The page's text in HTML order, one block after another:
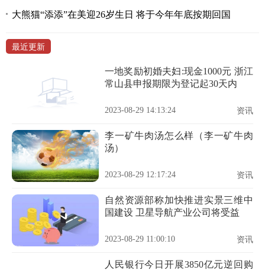
大熊猫“添添”在美迎26岁生日 将于今年年底按期回国
最近更新
一地奖励初婚夫妇:现金1000元 浙江
常山县申报期限为登记起30天内
2023-08-29 14:13:24 资讯
李一矿牛肉汤怎么样（李一矿牛肉
汤）
2023-08-29 12:17:24 资讯
自然资源部称加快推进实景三维中
国建设 卫星导航产业公司将受益
2023-08-29 11:00:10 资讯
人民银行今日开展3850亿元逆回购